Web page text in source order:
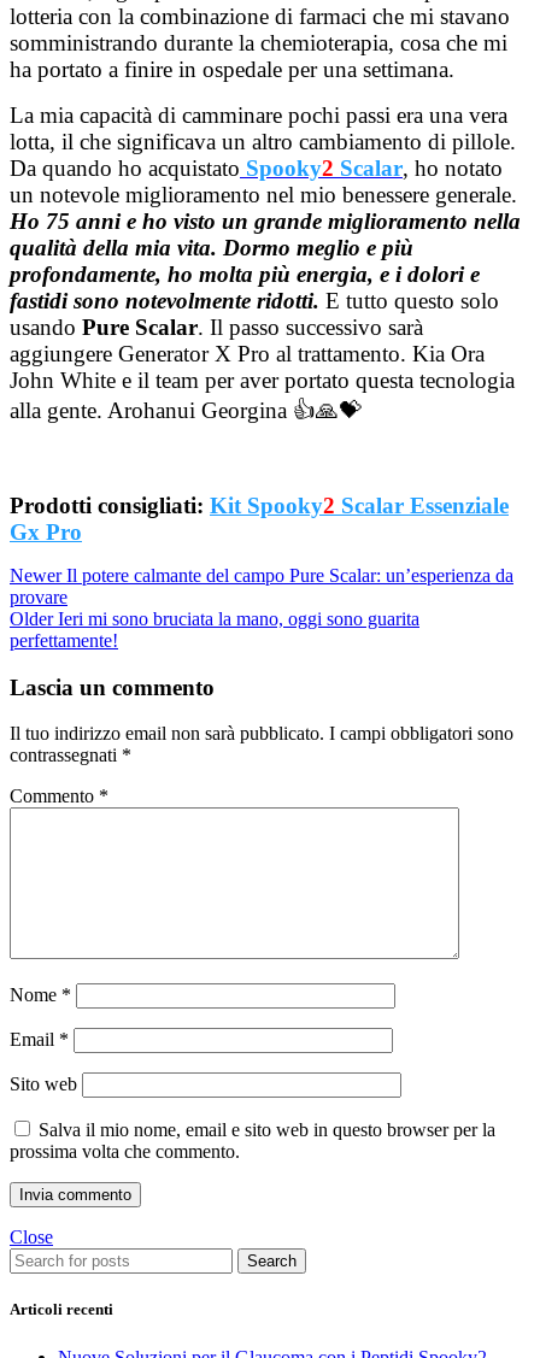
lotteria con la combinazione di farmaci che mi stavano
somministrando durante la chemioterapia, cosa che mi
ha portato a finire in ospedale per una settimana.
La mia capacità di camminare pochi passi era una vera
lotta, il che significava un altro cambiamento di pillole.
Da quando ho acquistato Spooky2 Scalar, ho notato
un notevole miglioramento nel mio benessere generale.
Ho 75 anni e ho visto un grande miglioramento nella
qualità della mia vita. Dormo meglio e più
profondamente, ho molta più energia, e i dolori e
fastidi sono notevolmente ridotti. E tutto questo solo
usando Pure Scalar. Il passo successivo sarà
aggiungere Generator X Pro al trattamento. Kia Ora
John White e il team per aver portato questa tecnologia
alla gente. Arohanui Georgina 👍🙏💝
Prodotti consigliati: Kit Spooky2 Scalar Essenziale
Gx Pro
Newer Il potere calmante del campo Pure Scalar: un’esperienza da
provare
Older Ieri mi sono bruciata la mano, oggi sono guarita
perfettamente!
Lascia un commento
Il tuo indirizzo email non sarà pubblicato. I campi obbligatori sono
contrassegnati *
Commento *
Nome *
Email *
Sito web
Salva il mio nome, email e sito web in questo browser per la
prossima volta che commento.
Close
Search
Articoli recenti